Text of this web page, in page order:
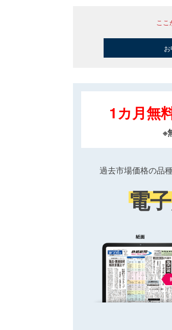
ここ
1カ月無
※
過去市場価格の品
電